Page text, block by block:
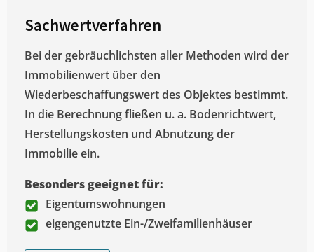
Sachwertverfahren
Bei der gebräuchlichsten aller Methoden wird der
Immobilienwert über den
Wiederbeschaffungswert des Objektes bestimmt.
In die Berechnung fließen u. a. Bodenrichtwert,
Herstellungskosten und Abnutzung der
Immobilie ein.
Besonders geeignet für:
Eigentumswohnungen
eigengenutzte Ein-/Zweifamilienhäuser